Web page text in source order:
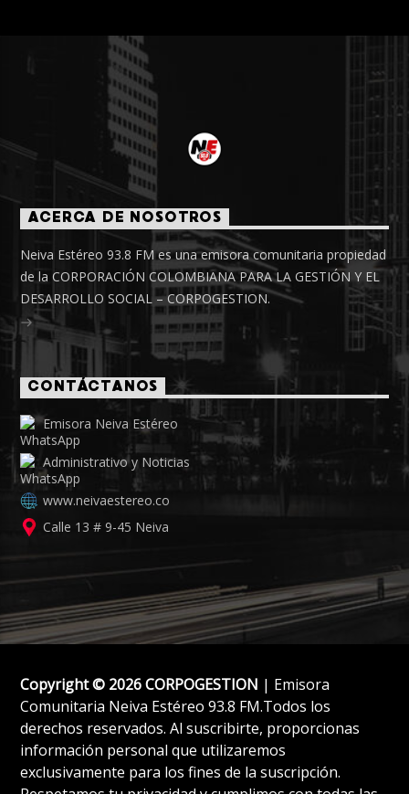
ACERCA DE NOSOTROS
Neiva Estéreo 93.8 FM es una emisora comunitaria propiedad
de la CORPORACIÓN COLOMBIANA PARA LA GESTIÓN Y EL
DESARROLLO SOCIAL – CORPOGESTION.
CONTÁCTANOS
Emisora Neiva Estéreo
Administrativo y Noticias
www.neivaestereo.co
Calle 13 # 9-45 Neiva
Copyright © 2026 CORPOGESTION | Emisora
Comunitaria Neiva Estéreo 93.8 FM.Todos los
derechos reservados. Al suscribirte, proporcionas
información personal que utilizaremos
exclusivamente para los fines de la suscripción.